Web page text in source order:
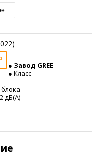
● Завод GREE
● Класс
дБ(А)